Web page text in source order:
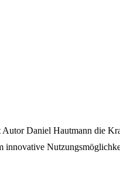
Daniel Hautmann die